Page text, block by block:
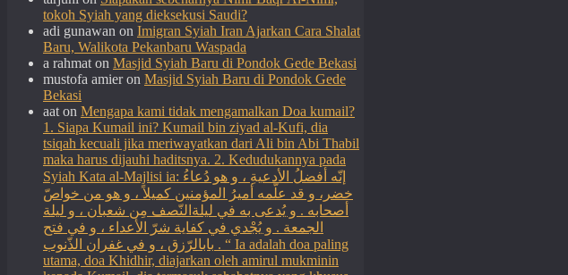
tokoh Syiah yang dieksekusi Saudi?
adi gunawan on Imigran Syiah Iran Ajarkan Cara Shalat
Baru, Walikota Pekanbaru Waspada
a rahmat on Masjid Syiah Baru di Pondok Gede Bekasi
mustofa amieron Masjid Syiah Baru di Pondok Gede
Bekasi
aat on Mengapa kami tidak mengamalkan Doa kumail?
1. Siapa Kumail ini? Kumail bin ziyad al-Kufi, dia
tsiqah kecuali jika meriwayatkan dari Ali bin Abi Thabil
maka harus dijauhi haditsnya. 2. Kedudukannya pada
Syiah Kata al-Majlisi ia: إنّه أفضلُ الأدعيةِ ، و هو دُعاءُ
خضر، و قد علّمه أميرُ المؤمنين كميلاً ، و هو من خواصّ
أصحابه . و يُدعى به في ليلةالنّصف مِن شعبان ، و ليلة
الجمعة . و يُجْدي في كفاية شرّ الأعداء ، و في فتح
بابالرّزق ، و في غفران الذّنوب . “ Ia adalah doa paling
utama, doa Khidhir, diajarkan oleh amirul mukminin